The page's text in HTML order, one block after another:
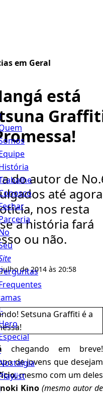
em Geral
está
do autor de
até
nos resta
a história fará
ou não.
julho de 2014 às 20:58
chegando em breve!
de jovens que desejam
, mesmo com um deles
Kino (mesmo autor de